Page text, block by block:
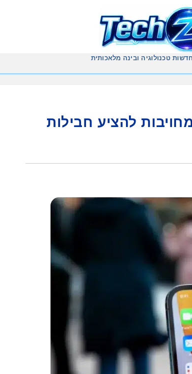
חדשות טכנולוגיה ובינה מלאכותית
להציע חבילות